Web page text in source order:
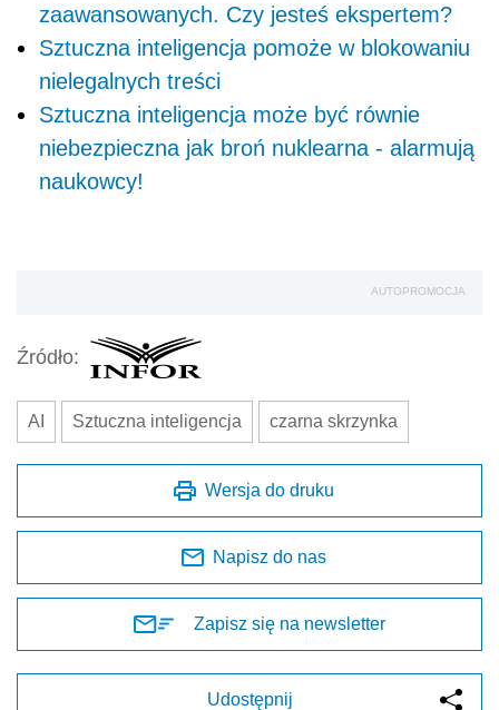
zaawansowanych. Czy jesteś ekspertem?
Sztuczna inteligencja pomoże w blokowaniu
nielegalnych treści
Sztuczna inteligencja może być równie
niebezpieczna jak broń nuklearna - alarmują
naukowcy!
AUTOPROMOCJA
Źródło:
AI Sztuczna inteligencja czarna skrzynka
Wersja do druku
Napisz do nas
Zapisz się na newsletter
Udostępnij